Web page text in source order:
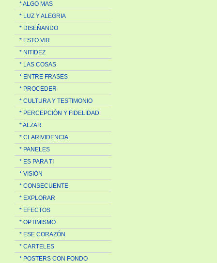
* ALGO MAS
* LUZ Y ALEGRIA
* DISEÑANDO
* ESTO VIR
* NITIDEZ
* LAS COSAS
* ENTRE FRASES
* PROCEDER
* CULTURA Y TESTIMONIO
* PERCEPCIÓN Y FIDELIDAD
* ALZAR
* CLARIVIDENCIA
* PANELES
* ES PARA TI
* VISIÓN
* CONSECUENTE
* EXPLORAR
* EFECTOS
* OPTIMISMO
* ESE CORAZÓN
* CARTELES
* POSTERS CON FONDO